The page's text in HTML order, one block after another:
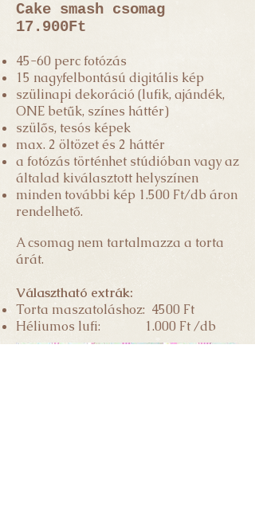
Cake smash csomag
17.900Ft
45-60 perc fotózás
15 nagyfelbontású digitális kép
szülinapi dekoráció (lufik, ajándék,
ONE betűk, színes háttér)
szülős, tesós képek
max. 2 öltözet és 2 háttér
a fotózás történhet stúdióban vagy az
általad kiválasztott helyszínen
minden további kép 1.500 Ft/db áron
rendelhető.
A csomag nem tartalmazza a torta
árát.
Választható extrák:
Torta maszatoláshoz: 4500 Ft
Héliumos lufi: 1.000 Ft /db